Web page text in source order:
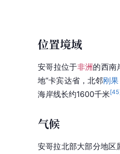
位置境域
安哥拉位于非洲 的西南
地”卡宾达省，北邻刚
海岸线长约1600千米[45
气候
安哥拉北部大部分地区